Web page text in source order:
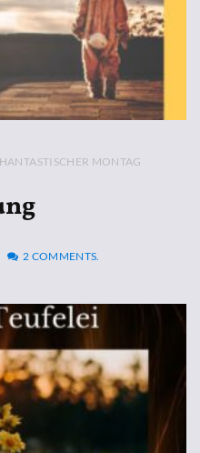
MONTAG
2 COMMENTS.